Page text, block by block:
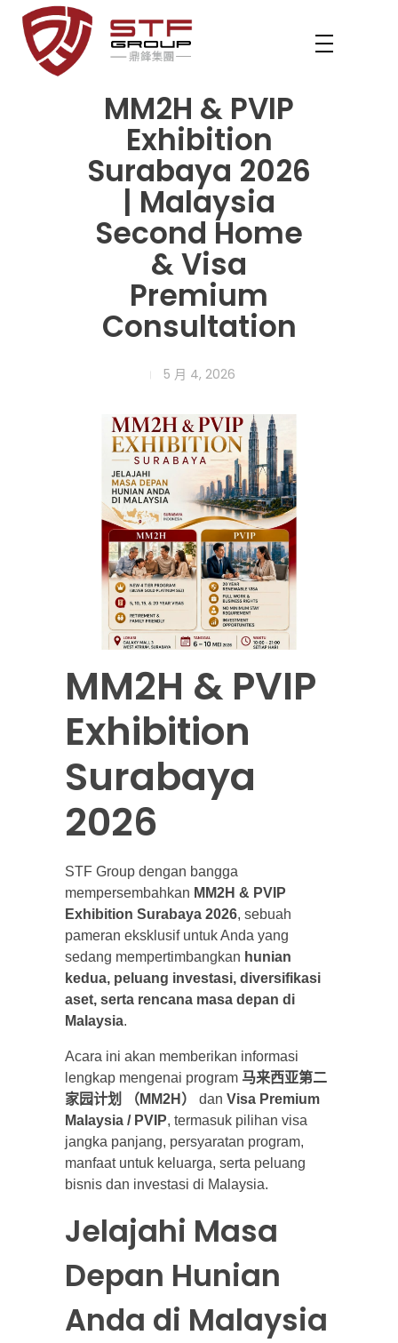
MM2H & PVIP
Exhibition
Surabaya 2026
| Malaysia
Second Home
& Visa
Premium
Consultation
5 月 4, 2026
MM2H & PVIP
Exhibition
Surabaya
2026
STF Group dengan bangga
mempersembahkan MM2H & PVIP
Exhibition Surabaya 2026, sebuah
pameran eksklusif untuk Anda yang
sedang mempertimbangkan hunian
kedua, peluang investasi, diversifikasi
aset, serta rencana masa depan di
Malaysia.
Acara ini akan memberikan informasi
lengkap mengenai program 马来西亚第二
家园计划 （MM2H）
dan Visa Premium
Malaysia / PVIP, termasuk pilihan visa
jangka panjang, persyaratan program,
manfaat untuk keluarga, serta peluang
bisnis dan investasi di Malaysia.
Jelajahi Masa
Depan Hunian
Anda di Malaysia